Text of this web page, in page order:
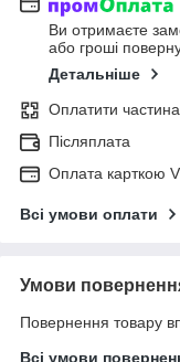
Ви отримаєте
або гроші
Детальніше
Оплатити
Післяплата
Оплата карткою
Всі умови оплати
Умови
Повернення товару
Всі умови